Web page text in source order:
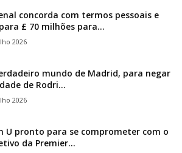
concorda com termos pessoais e
£ 70 milhões para...
2026
mundo de Madrid, para negar
de Rodri...
2026
U pronto para se comprometer com o
da Premier...